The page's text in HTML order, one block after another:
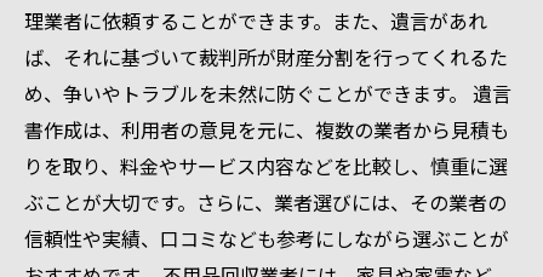
理業者に依頼することができます。また、遺言があれ
ば、それに基づいて裁判所が財産分割を行ってくれるた
め、争いやトラブルを未然に防ぐことができます。 遺言
書作成は、利用者の意見を元に、複数の業者から見積も
りを取り、料金やサービス内容などを比較し、慎重に選
ぶことが大切です。さらに、業者選びには、その業者の
信頼性や実績、口コミなども参考にしながら選ぶことが